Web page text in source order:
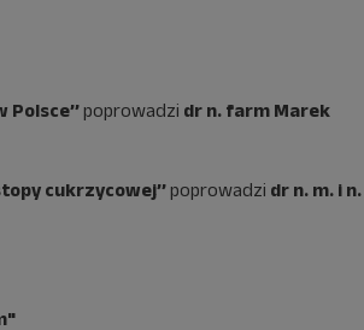
poprowadzi dr n. farm Marek
cukrzycowej’’ poprowadzi dr n. m. i n.
"